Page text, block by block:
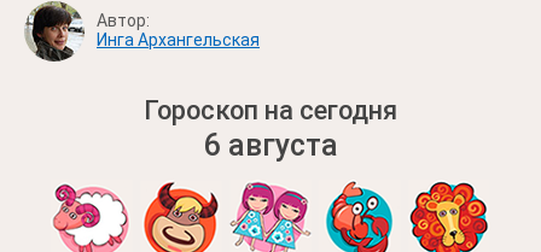
Автор:
Инга Архангельская
Гороскоп на сегодня
6 августа